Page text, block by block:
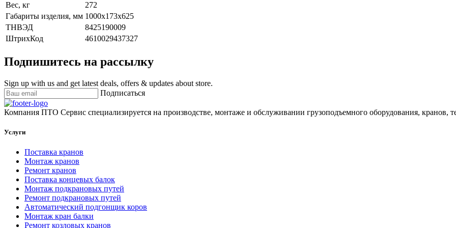
Вес, кг
272
Габариты изделия, мм 1000х173х625
ТНВЭД
8425190009
ШтрихКод
4610029437327
Подпишитесь на рассылку
Sign up with us and get latest deals, offers & updates about store.
Подписаться
Компания ПТО Сервис специализируется на производстве, монтаже и обслуживании грузоподъемного оборудования, кранов,
Услуги
Поставка кранов
Монтаж кранов
Ремонт кранов
Поставка концевых балок
Монтаж подкрановых путей
Ремонт подкрановых путей
Автоматический подгонщик коров
Монтаж кран балки
Ремонт козловых кранов